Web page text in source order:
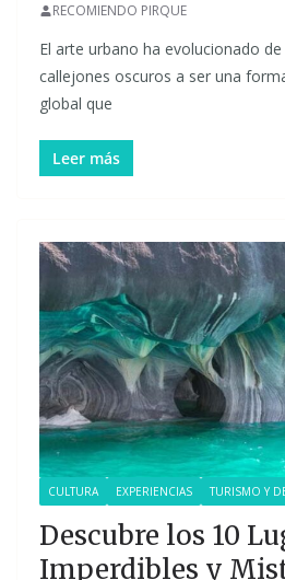
RECOMIENDO PIRQUE
El arte urbano ha evolucionado
callejones oscuros a ser una
global que
Leer más
CULTURA EXPERIENCIAS TURISMO Y
Descubre los 10
Imperdibles y